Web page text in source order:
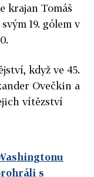
krajan Tomáš
19. gólem v
když ve 45.
Ovečkin a
vítězství
s